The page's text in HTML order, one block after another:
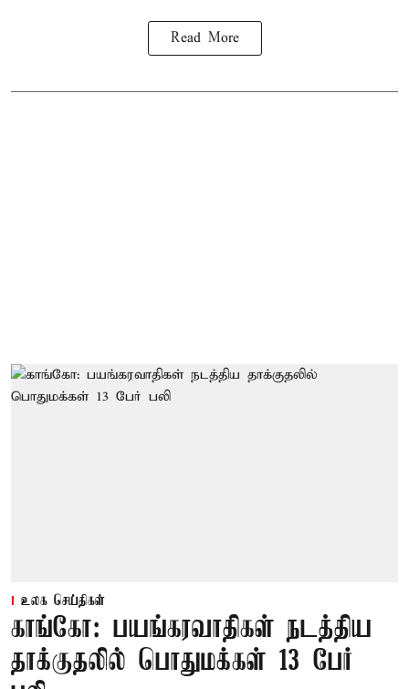
Read More
உலக செய்திகள்
காங்கோ: பயங்கரவாதிகள் நடத்திய
தாக்குதலில் பொதுமக்கள் 13 பேர்